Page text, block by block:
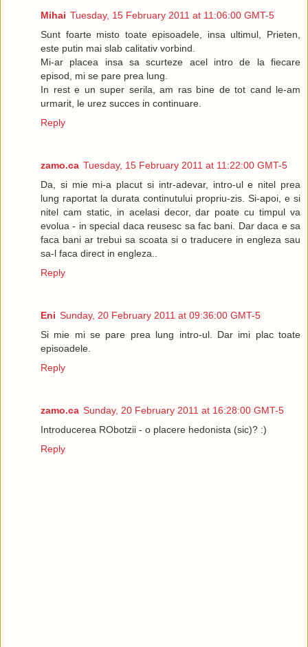
Mihai Tuesday, 15 February 2011 at 11:06:00 GMT-5
Sunt foarte misto toate episoadele, insa ultimul, Prieten,
este putin mai slab calitativ vorbind.
Mi-ar placea insa sa scurteze acel intro de la fiecare
episod, mi se pare prea lung.
In rest e un super serila, am ras bine de tot cand le-am
urmarit, le urez succes in continuare.
Reply
zamo.ca Tuesday, 15 February 2011 at 11:22:00 GMT-5
Da, si mie mi-a placut si intr-adevar, intro-ul e nitel prea
lung raportat la durata continutului propriu-zis. Si-apoi, e si
nitel cam static, in acelasi decor, dar poate cu timpul va
evolua - in special daca reusesc sa fac bani. Dar daca e sa
faca bani ar trebui sa scoata si o traducere in engleza sau
sa-l faca direct in engleza..
Reply
Eni Sunday, 20 February 2011 at 09:36:00 GMT-5
Si mie mi se pare prea lung intro-ul. Dar imi plac toate
episoadele.
Reply
zamo.ca Sunday, 20 February 2011 at 16:28:00 GMT-5
Introducerea RObotzii - o placere hedonista (sic)? :)
Reply